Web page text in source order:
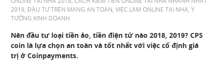
2019,ĐẦU TƯ TRÊN MẠNG AN TOÀN,VIỆC LÀM ONLINE TẠI NHÀ,Ý
TƯỞNG KINH DOANH
Nên đầu tư loại tiền ảo, tiền điện tử nào 2018, 2019? CPS
coin là lựa chọn an toàn và tốt nhất với việc cố định giá
trị ở Coinpayments.